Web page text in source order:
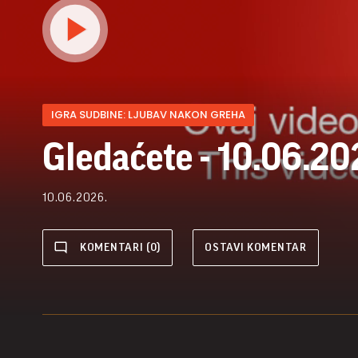
IGRA SUDBINE: LJUBAV NAKON GREHA
Gledaćete -
10.06.2026.
KOMENTARI (0) OSTAVI KOMENTAR